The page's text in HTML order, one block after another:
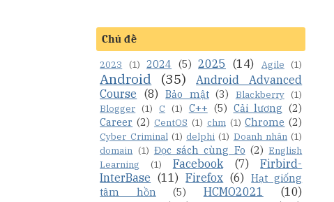
Chủ đề
2023 (1) 2024 (5) 2025 (14) Agile (1)
Android (35)
Android Advanced
Course (8) Bảo mật (3) Blackberry (1)
Blogger (1) C (1) C++ (5) Cải lương (2)
Career (2) CentOS (1) chm (1) Chrome (2)
Cyber Criminal (1) delphi (1) Doanh nhân (1)
domain (1) Đọc sách cùng Fo (2) English
Learning
(1) Facebook (7)
Firbird-
InterBase (11) Firefox (6) Hạt giống
tâm hồn
(5) HCMO2021 (10)